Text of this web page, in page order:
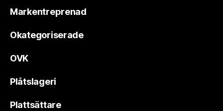
Markentreprenad
Okategoriserade
OVK
Plåtslageri
Plattsättare